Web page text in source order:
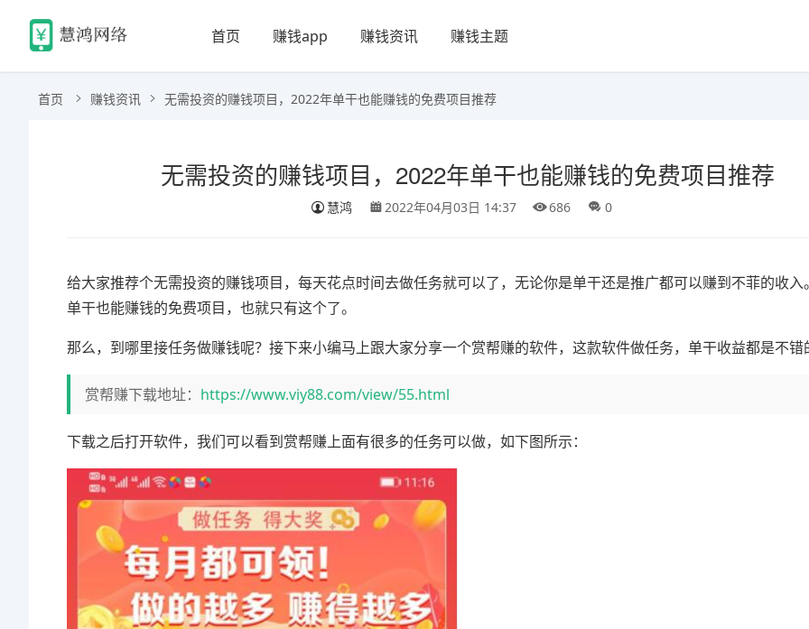
首页 赚钱app 赚钱资讯 赚钱主题
首页 赚钱资讯 无需投资的赚钱项目，2022年单干也能赚钱的免费项目推荐
无需投资的赚钱项目，2022年单干也能赚钱的免费项目推荐
慧鸿 2022年04月03日 14:37 686 0
给大家推荐个无需投资的赚钱项目，每天花点时间去做任务就可以了，无论你是单干还是推广都可以赚到不菲的收入
单干也能赚钱的免费项目，也就只有这个了。
那么，到哪里接任务做赚钱呢？接下来小编马上跟大家分享一个赏帮赚的软件，这款软件做任务，单干收益都是不错
赏帮赚下载地址： https://www.viy88.com/view/55.html
下载之后打开软件，我们可以看到赏帮赚上面有很多的任务可以做，如下图所示：